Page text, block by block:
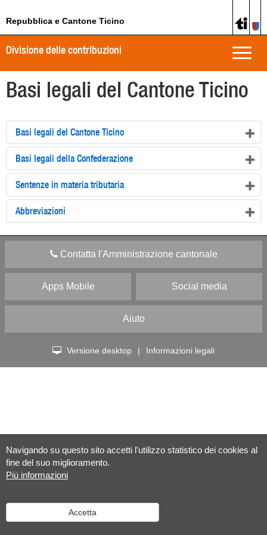
Navigando su questo sito accetti l'utilizzo statistico dei cookies al
fine del suo miglioramento.
Più informazioni
Accetta
Repubblica e Cantone Ticino
Toggle
Divisione delle contribuzioni
Basi legali del Cantone Ticino
Basi legali del Cantone Ticino
Basi legali della Confederazione
Sentenze in materia tributaria
Abbreviazioni
Contatta l'Amministrazione cantonale
Apps Mobile Social media
Aiuto
Versione desktop | Informazioni legali